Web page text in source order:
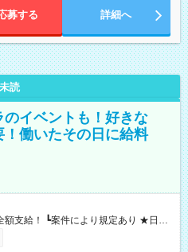
募する 詳細へ
未読
イベントも！好きな
働いたその日に給料
いたその日に現金GET♪ お仕事後はコ
とせます！ 【試用期間】試